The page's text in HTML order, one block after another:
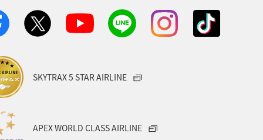
SKYTRAX 5 STAR AIRLINE
APEX WORLD CLASS AIRLINE